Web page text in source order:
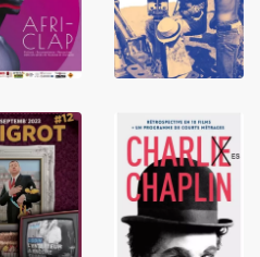
LIRE LIRE
LIRE LIRE